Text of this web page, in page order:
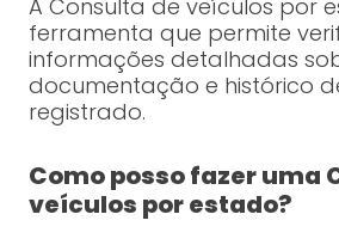
A Consulta de veículos por
ferramenta que permite
informações detalhadas
documentação e histórico
registrado.
Como posso fazer uma
veículos por estado?